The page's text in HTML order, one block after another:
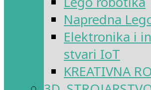
Napredna
Elektronika i
stvari IoT
KREATIVNA